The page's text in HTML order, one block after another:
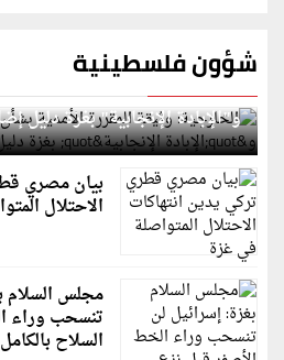
شؤون فلسطينية
الخارجية: وثيقة المقررة الأممية
و"الإبادة الإنجابية" بغزة دليل
بيان مصري
الاحتلال
مجلس السلام
تنسحب وراء
السلاح بالكامل